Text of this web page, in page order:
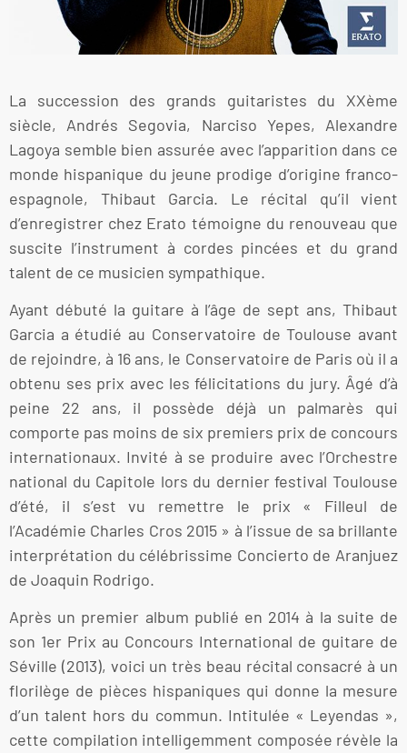
La succession des grands guitaristes du XXème
siècle, Andrés Segovia, Narciso Yepes, Alexandre
Lagoya semble bien assurée avec l’apparition dans ce
monde hispanique du jeune prodige d’origine franco-
espagnole, Thibaut Garcia. Le récital qu’il vient
d’enregistrer chez Erato témoigne du renouveau que
suscite l’instrument à cordes pincées et du grand
talent de ce musicien sympathique.
Ayant débuté la guitare à l’âge de sept ans, Thibaut
Garcia a étudié au Conservatoire de Toulouse avant
de rejoindre, à 16 ans, le Conservatoire de Paris où il a
obtenu ses prix avec les félicitations du jury. Âgé d’à
peine 22 ans, il possède déjà un palmarès qui
comporte pas moins de six premiers prix de concours
internationaux. Invité à se produire avec l’Orchestre
national du Capitole lors du dernier festival Toulouse
d’été, il s’est vu remettre le prix « Filleul de
l’Académie Charles Cros 2015 » à l’issue de sa brillante
interprétation du célébrissime Concierto de Aranjuez
de Joaquin Rodrigo.
Après un premier album publié en 2014 à la suite de
son 1er Prix au Concours International de guitare de
Séville (2013), voici un très beau récital consacré à un
florilège de pièces hispaniques qui donne la mesure
d’un talent hors du commun. Intitulée « Leyendas »,
cette compilation intelligemment composée révèle la